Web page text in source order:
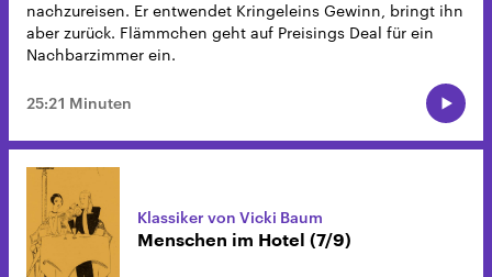
nachzureisen. Er entwendet Kringeleins Gewinn, bringt ihn
aber zurück. Flämmchen geht auf Preisings Deal für ein
Nachbarzimmer ein.
25:21 Minuten
Klassiker von Vicki Baum
Menschen im Hotel (7/9)